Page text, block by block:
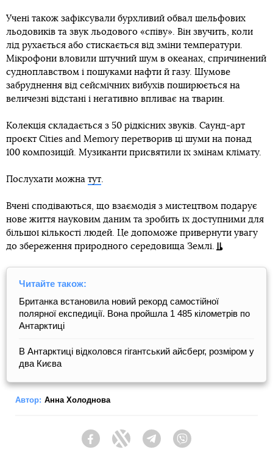
Учені також зафіксували бурхливий обвал шельфових
льодовиків та звук льодового «співу». Він звучить, коли
лід рухається або стискається від зміни температури.
Мікрофони вловили штучний шум в океанах, спричинений
судноплавством і пошуками нафти й газу. Шумове
забруднення від сейсмічних вибухів поширюється на
величезні відстані і негативно впливає на тварин.
Колекція складається з 50 рідкісних звуків. Саунд-арт
проєкт Cities and Memory перетворив ці шуми на понад
100 композицій. Музиканти присвятили їх змінам клімату.
Послухати можна тут.
Вчені сподіваються, що взаємодія з мистецтвом подарує
нове життя науковим даним та зробить їх доступними для
більшої кількості людей. Це допоможе привернути увагу
до збереження природного середовища Землі.
Читайте також:
Британка встановила новий рекорд самостійної
полярної експедиції. Вона пройшла 1 485 кілометрів по
Антарктиці
В Антарктиці відколовся гігантський айсберг, розміром у
два Києва
Автор: Анна Холоднова
FacebookTwitter Telegram